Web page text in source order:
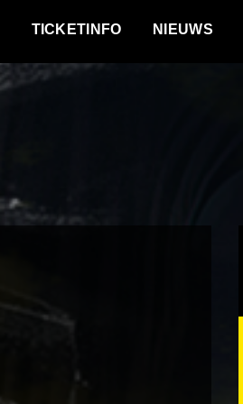
TICKETINFO NIEUWS